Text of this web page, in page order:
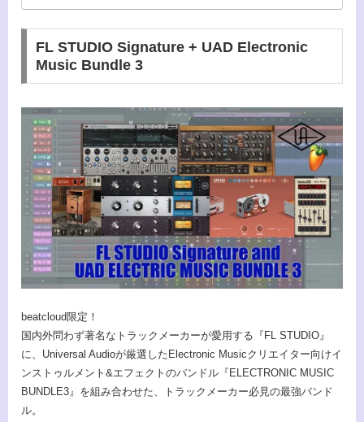
FL STUDIO Signature + UAD Electronic
Music Bundle 3
beatcloud限定！
国内外問わず著名なトラックメーカーが愛用する『FL STUDIO』
に、Universal Audioが厳選したElectronic Musicクリエイター向けイ
ンストゥルメント&エフェクトのバンドル『ELECTRONIC MUSIC
BUNDLE3』を組み合わせた、トラックメーカー必見の最強バンド
ル。